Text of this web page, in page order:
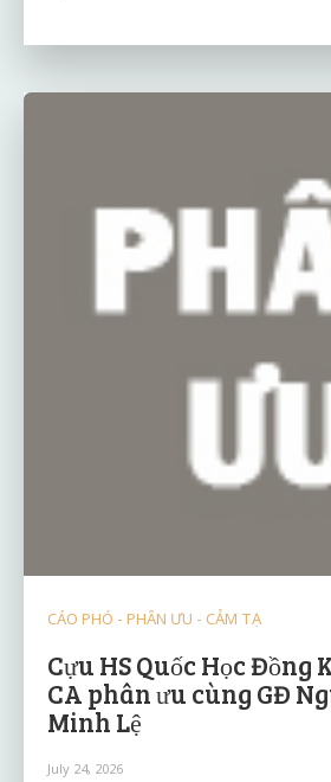
CÁO PHÓ - PHÂN ƯU - CẢM TẠ
Cựu HS Quốc Học Đồng
CA phân ưu cùng GĐ
Minh Lệ
July 24, 2026